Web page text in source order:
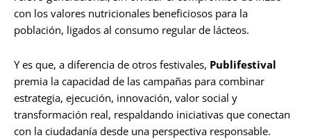
con los valores nutricionales beneficiosos para la
población, ligados al consumo regular de lácteos.
Y es que, a diferencia de otros festivales, Publifestival
premia la capacidad de las campañas para combinar
estrategia, ejecución, innovación, valor social y
transformación real, respaldando iniciativas que conectan
con la ciudadanía desde una perspectiva responsable.